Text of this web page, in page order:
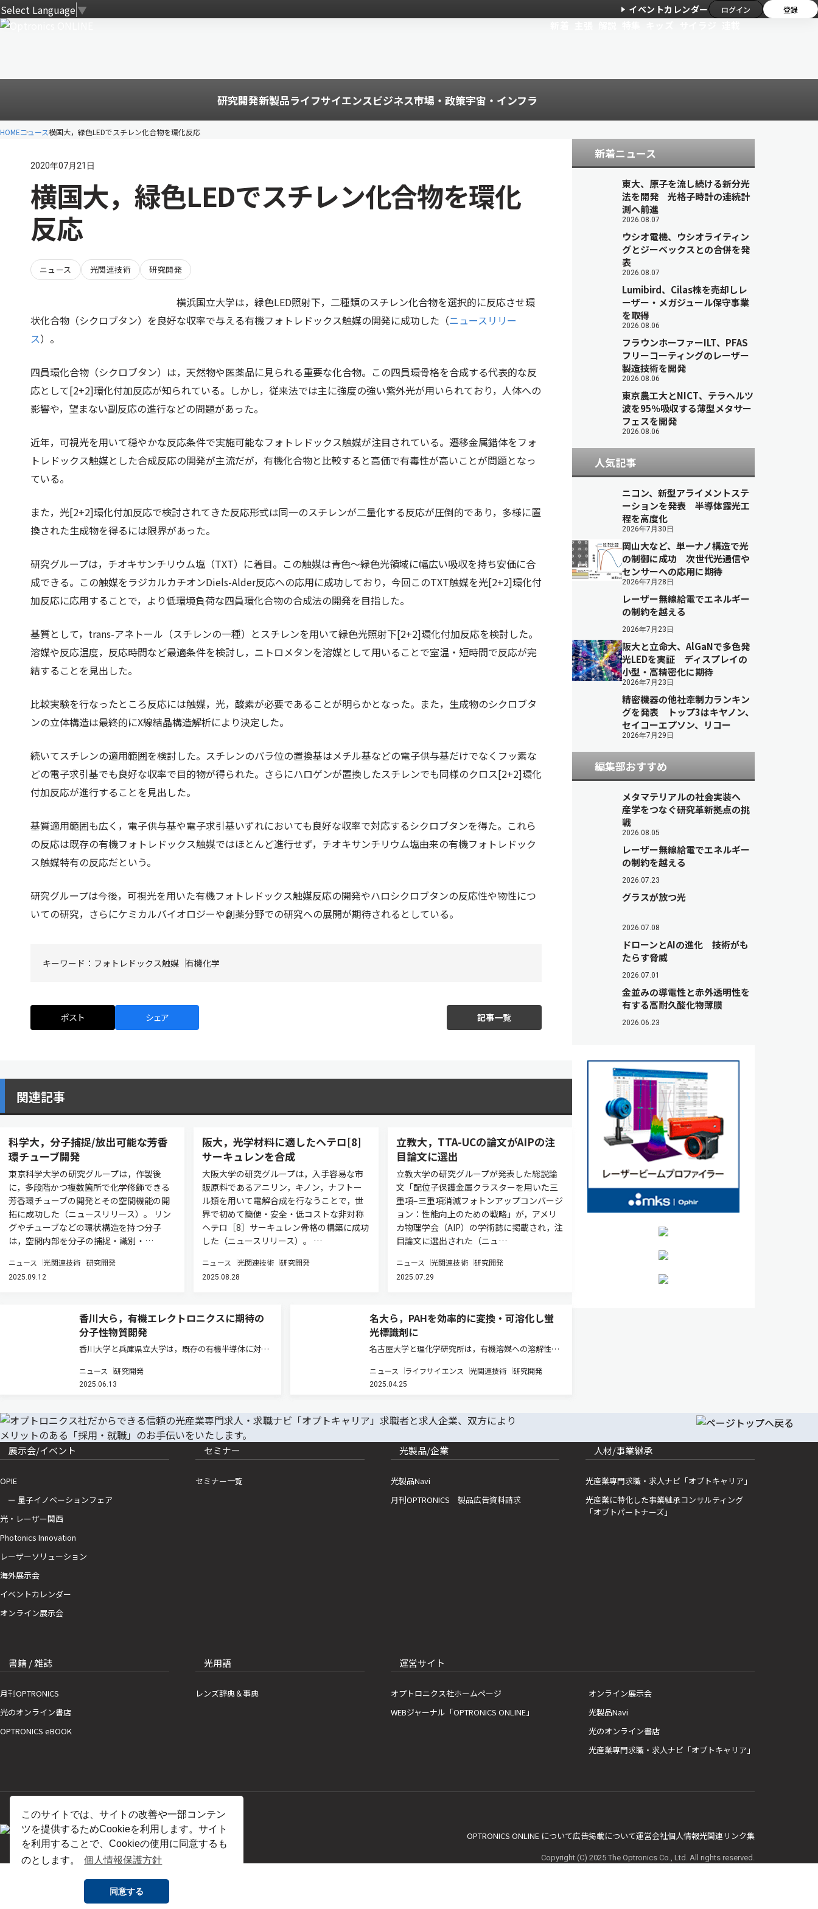
このサイトでは、サイトの改善や一部コンテン
ツを提供するためCookieを利用します。サイト
を利用することで、Cookieの使用に同意するも
のとします。
個人情報保護方針
同意する
Select Language▼ イベントカレンダー ログイン 登録
研究開発新製品ライフサイエンスビジネス市場・政策宇宙・インフラ
HOMEニュース横国大，緑色LEDでスチレン化合物を環化反応
2020年07月21日
横国大，緑色LEDでスチレン化合物を環化
反応
ニュース 光関連技術 研究開発
横浜国立大学は，緑色LED照射下，二種類のスチレン化合物を選択的に反応させ環
状化合物（シクロブタン）を良好な収率で与える有機フォトレドックス触媒の開発に成功した（ニュースリリー
ス）。
四員環化合物（シクロブタン）は，天然物や医薬品に見られる重要な化合物。この四員環骨格を合成する代表的な反
応として[2+2]環化付加反応が知られている。しかし，従来法では主に強度の強い紫外光が用いられており，人体への
影響や，望まない副反応の進行などの問題があった。
近年，可視光を用いて穏やかな反応条件で実施可能なフォトレドックス触媒が注目されている。遷移金属錯体をフォ
トレドックス触媒とした合成反応の開発が主流だが，有機化合物と比較すると高価で有毒性が高いことが問題となっ
ている。
また，光[2+2]環化付加反応で検討されてきた反応形式は同一のスチレンが二量化する反応が圧倒的であり，多様に置
換された生成物を得るには限界があった。
研究グループは，チオキサンチリウム塩（TXT）に着目。この触媒は青色～緑色光領域に幅広い吸収を持ち安価に合
成できる。この触媒をラジカルカチオンDiels-Alder反応への応用に成功しており，今回このTXT触媒を光[2+2]環化付
加反応に応用することで，より低環境負荷な四員環化合物の合成法の開発を目指した。
基質として，trans-アネトール（スチレンの一種）とスチレンを用いて緑色光照射下[2+2]環化付加反応を検討した。
溶媒や反応温度，反応時間など最適条件を検討し，ニトロメタンを溶媒として用いることで室温・短時間で反応が完
結することを見出した。
比較実験を行なったところ反応には触媒，光，酸素が必要であることが明らかとなった。また，生成物のシクロブタ
ンの立体構造は最終的にX線結晶構造解析により決定した。
続いてスチレンの適用範囲を検討した。スチレンのパラ位の置換基はメチル基などの電子供与基だけでなくフッ素な
どの電子求引基でも良好な収率で目的物が得られた。さらにハロゲンが置換したスチレンでも同様のクロス[2+2]環化
付加反応が進行することを見出した。
基質適用範囲も広く，電子供与基や電子求引基いずれにおいても良好な収率で対応するシクロブタンを得た。これら
の反応は既存の有機フォトレドックス触媒ではほとんど進行せず，チオキサンチリウム塩由来の有機フォトレドック
ス触媒特有の反応だという。
研究グループは今後，可視光を用いた有機フォトレドックス触媒反応の開発やハロシクロブタンの反応性や物性につ
いての研究，さらにケミカルバイオロジーや創薬分野での研究への展開が期待されるとしている。
キーワード： フォトレドックス触媒 有機化学
ポスト シェア 記事一覧
関連記事
科学大，分子捕捉/放出可能な芳香
環チューブ開発
東京科学大学の研究グループは，作製後
に，多段階かつ複数箇所で化学修飾できる
芳香環チューブの開発とその空間機能の開
拓に成功した（ニュースリリース）。 リン
グやチューブなどの環状構造を持つ分子
は，空間内部を分子の捕捉・識別・…
ニュース 光関連技術 研究開発
2025.09.12
阪大，光学材料に適したヘテロ[8]
サーキュレンを合成
大阪大学の研究グループは，入手容易な市
販原料であるアニリン，キノン，ナフトー
ル類を用いて電解合成を行なうことで，世
界で初めて簡便・安全・低コストな非対称
ヘテロ［8］サーキュレン骨格の構築に成功
した（ニュースリリース）。 …
ニュース 光関連技術 研究開発
2025.08.28
立教大，TTA-UCの論文がAIPの注
目論文に選出
立教大学の研究グループが発表した総説論
文「配位子保護金属クラスターを用いた三
重項–三重項消滅フォトンアップコンバージ
ョン：性能向上のための戦略」が，アメリ
カ物理学会（AIP）の学術誌に掲載され，注
目論文に選出された（ニュ…
ニュース 光関連技術 研究開発
2025.07.29
香川大ら，有機エレクトロニクスに期待の
分子性物質開発
香川大学と兵庫県立大学は，既存の有機半導体に対し
体を開発し，酸化還元に対する優れた安定性を見出し
た（ニュースリリース）。 フェロセンは，太鼓型の特
ニュース 研究開発
2025.06.13
名大ら，PAHを効率的に変換・可溶化し蛍
光標識剤に
名古屋大学と理化学研究所は，有機溶媒への溶解性が
（PAH）を効率的に可溶化・変換させる新手法として
「高溶解性スルホニウム化」の開発に成功した（ニュ
ニュース ライフサイエンス 光関連技術 研究開発
2025.04.25
新着ニュース
東大、原子を流し続ける新分光
法を開発 光格子時計の連続計
測へ前進
2026.08.07
ウシオ電機、ウシオライティン
グとジーベックスとの合併を発
表
2026.08.07
Lumibird、Cilas株を売却しレ
ーザー・メガジュール保守事業
を取得
2026.08.06
フラウンホーファーILT、PFAS
フリーコーティングのレーザー
製造技術を開発
2026.08.06
東京農工大とNICT、テラヘルツ
波を95％吸収する薄型メタサー
フェスを開発
2026.08.06
人気記事
ニコン、新型アライメントステ
ーションを発表 半導体露光工
程を高度化
2026年7月30日
岡山大など、単一ナノ構造で光
の制御に成功 次世代光通信や
センサーへの応用に期待
2026年7月28日
レーザー無線給電でエネルギー
の制約を越える
2026年7月23日
阪大と立命大、AlGaNで多色発
光LEDを実証 ディスプレイの
小型・高精密化に期待
2026年7月23日
精密機器の他社牽制力ランキン
グを発表 トップ3はキヤノン、
セイコーエプソン、リコー
2026年7月29日
編集部おすすめ
メタマテリアルの社会実装へ
産学をつなぐ研究革新拠点の挑
戦
2026.08.05
レーザー無線給電でエネルギー
の制約を越える
2026.07.23
グラスが放つ光
2026.07.08
ドローンとAIの進化 技術がも
たらす脅威
2026.07.01
金並みの導電性と赤外透明性を
有する高耐久酸化物薄膜
2026.06.23
展示会/イベント
OPIE
ー 量子イノベーションフェア
光・レーザー関西
Photonics Innovation
レーザーソリューション
海外展示会
イベントカレンダー
オンライン展示会
セミナー
セミナー一覧
光製品/企業
光製品Navi
月刊OPTRONICS 製品広告資料請求
人材/事業継承
光産業専門求職・求人ナビ「オプトキャリア」
光産業に特化した事業継承コンサルティング
「オプトパートナーズ」
書籍 / 雑誌
月刊OPTRONICS
光のオンライン書店
OPTRONICS eBOOK
光用語
レンズ辞典＆事典
運営サイト
オプトロニクス社ホームページ
WEBジャーナル「OPTRONICS ONLINE」
オンライン展示会
光製品Navi
光のオンライン書店
光産業専門求職・求人ナビ「オプトキャリア」
OPTRONICS ONLINE について広告掲載について運営会社個人情報光関連リンク集
Copyright (C) 2025 The Optronics Co., Ltd. All rights reserved.